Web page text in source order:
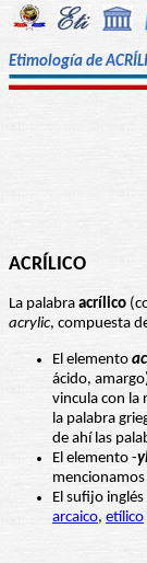
Etimología de
ACRÍLICO
La palabra acrílico
acrylic, compuesta
El elemento
ácido,
vincula con la
la palabra
de ahí las
El elemento -
El sufijo inglés
arcaico, etílico